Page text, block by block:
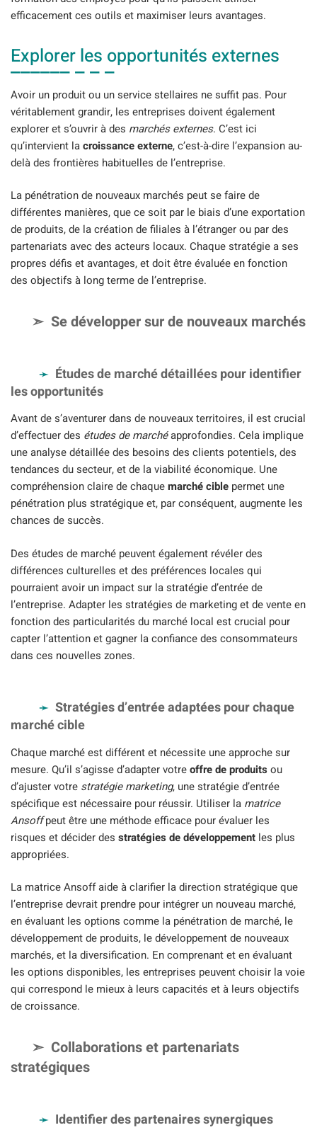
efficacement ces outils et maximiser leurs avantages.
Explorer les opportunités externes
Avoir un produit ou un service stellaires ne suffit pas. Pour
véritablement grandir, les entreprises doivent également
explorer et s’ouvrir à des marchés externes. C’est ici
qu’intervient lacroissance externe, c’est-à-dire l’expansion au-
delà des frontières habituelles de l’entreprise.
La pénétration de nouveaux marchés peut se faire de
différentes manières, que ce soit par le biais d’une exportation
de produits, de la création de filiales à l’étranger ou par des
partenariats avec des acteurs locaux. Chaque stratégie a ses
propres défis et avantages, et doit être évaluée en fonction
des objectifs à long terme de l’entreprise.
Se développer sur de nouveaux marchés
Études de marché détaillées pour identifier
les opportunités
Avant de s’aventurer dans de nouveaux territoires, il est crucial
d’effectuer des études de marchéapprofondies. Cela implique
une analyse détaillée des besoins des clients potentiels, des
tendances du secteur, et de la viabilité économique. Une
compréhension claire de chaquemarché cible permet une
pénétration plus stratégique et, par conséquent, augmente les
chances de succès.
Des études de marché peuvent également révéler des
différences culturelles et des préférences locales qui
pourraient avoir un impact sur la stratégie d’entrée de
l’entreprise. Adapter les stratégies de marketing et de vente en
fonction des particularités du marché local est crucial pour
capter l’attention et gagner la confiance des consommateurs
dans ces nouvelles zones.
Stratégies d’entrée adaptées pour chaque
marché cible
Chaque marché est différent et nécessite une approche sur
mesure. Qu’il s’agisse d’adapter votreoffre de produitsou
d’ajuster votre stratégie marketing, une stratégie d’entrée
spécifique est nécessaire pour réussir. Utiliser la matrice
Ansoffpeut être une méthode efficace pour évaluer les
risques et décider des stratégies de développement les plus
appropriées.
La matrice Ansoff aide à clarifier la direction stratégique que
l’entreprise devrait prendre pour intégrer un nouveau marché,
en évaluant les options comme la pénétration de marché, le
développement de produits, le développement de nouveaux
marchés, et la diversification. En comprenant et en évaluant
les options disponibles, les entreprises peuvent choisir la voie
qui correspond le mieux à leurs capacités et à leurs objectifs
de croissance.
Collaborations et partenariats
stratégiques
Identifier des partenaires synergiques